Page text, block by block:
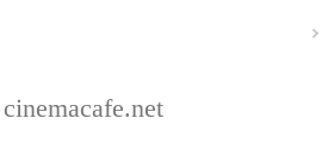
cinemacafe.net